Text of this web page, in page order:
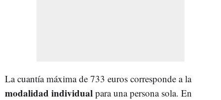
La cuantía máxima de 733 euros corresponde a la
modalidad individual para una persona sola. En